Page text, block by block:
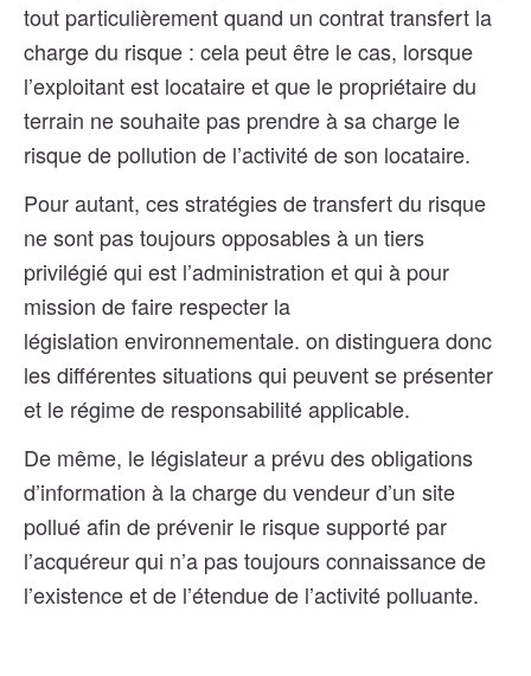
tout particulièrement quand un contrat transfert la
charge du risque : cela peut être le cas, lorsque
l’exploitant est locataire et que le propriétaire du
terrain ne souhaite pas prendre à sa charge le
risque de pollution de l’activité de son locataire.
Pour autant, ces stratégies de transfert du risque
ne sont pas toujours opposables à un tiers
privilégié qui est l’administration et qui à pour
mission de faire respecter la
législation environnementale. on distinguera donc
les différentes situations qui peuvent se présenter
et le régime de responsabilité applicable.
De même, le législateur a prévu des obligations
d’information à la charge du vendeur d’un site
pollué afin de prévenir le risque supporté par
l’acquéreur qui n’a pas toujours connaissance de
l’existence et de l’étendue de l’activité polluante.